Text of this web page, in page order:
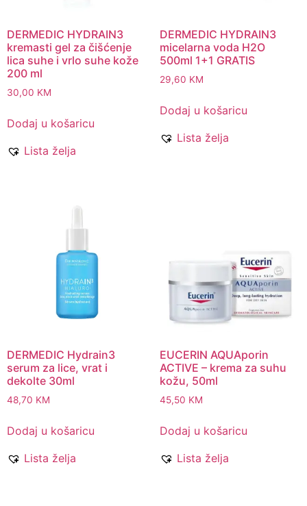
DERMEDIC HYDRAIN3
kremasti gel za čišćenje
lica suhe i vrlo suhe kože
200 ml
30,00 KM
Dodaj u košaricu
Lista želja
DERMEDIC HYDRAIN3
micelarna voda H2O
500ml 1+1 GRATIS
29,60 KM
Dodaj u košaricu
Lista želja
DERMEDIC Hydrain3
serum za lice, vrat i
dekolte 30ml
48,70 KM
Dodaj u košaricu
Lista želja
EUCERIN AQUAporin
ACTIVE – krema za suhu
kožu, 50ml
45,50 KM
Dodaj u košaricu
Lista želja